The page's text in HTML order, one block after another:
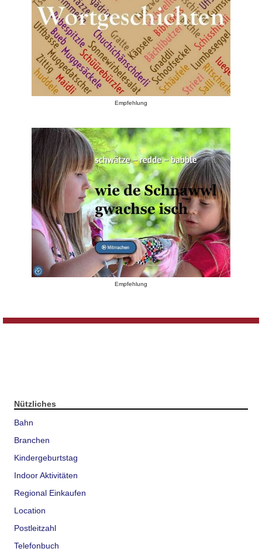
Empfehlung
Empfehlung
Nützliches
Bahn
Branchen
Kindergeburtstag
Indoor Aktivitäten
Regional Einkaufen
Location
Postleitzahl
Telefonbuch